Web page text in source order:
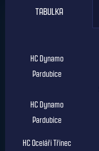
TABULKA
HC Dynamo
Pardubice
HC Dynamo
Pardubice
HC Oceláři Třinec